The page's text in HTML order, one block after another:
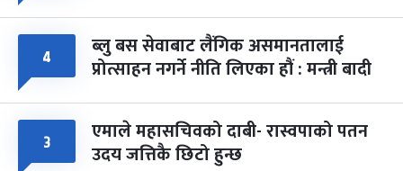
४ ब्लु बस सेवाबाट लैंगिक असमानतालाई
प्रोत्साहन नगर्ने नीति लिएका हौं : मन्त्री बादी
३ एमाले महासचिवको दाबी- रास्वपाको पतन
उदय जत्तिकै छिटो हुन्छ